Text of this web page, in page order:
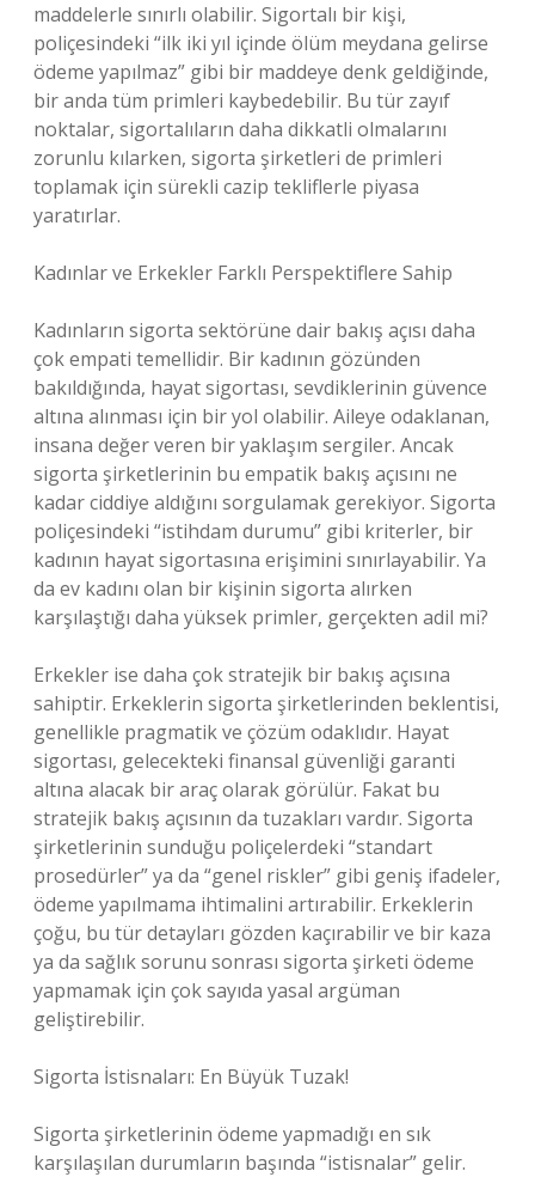
maddelerle sınırlı olabilir. Sigortalı bir kişi,
poliçesindeki “ilk iki yıl içinde ölüm meydana gelirse
ödeme yapılmaz” gibi bir maddeye denk geldiğinde,
bir anda tüm primleri kaybedebilir. Bu tür zayıf
noktalar, sigortalıların daha dikkatli olmalarını
zorunlu kılarken, sigorta şirketleri de primleri
toplamak için sürekli cazip tekliflerle piyasa
yaratırlar.
Kadınlar ve Erkekler Farklı Perspektiflere Sahip
Kadınların sigorta sektörüne dair bakış açısı daha
çok empati temellidir. Bir kadının gözünden
bakıldığında, hayat sigortası, sevdiklerinin güvence
altına alınması için bir yol olabilir. Aileye odaklanan,
insana değer veren bir yaklaşım sergiler. Ancak
sigorta şirketlerinin bu empatik bakış açısını ne
kadar ciddiye aldığını sorgulamak gerekiyor. Sigorta
poliçesindeki “istihdam durumu” gibi kriterler, bir
kadının hayat sigortasına erişimini sınırlayabilir. Ya
da ev kadını olan bir kişinin sigorta alırken
karşılaştığı daha yüksek primler, gerçekten adil mi?
Erkekler ise daha çok stratejik bir bakış açısına
sahiptir. Erkeklerin sigorta şirketlerinden beklentisi,
genellikle pragmatik ve çözüm odaklıdır. Hayat
sigortası, gelecekteki finansal güvenliği garanti
altına alacak bir araç olarak görülür. Fakat bu
stratejik bakış açısının da tuzakları vardır. Sigorta
şirketlerinin sunduğu poliçelerdeki “standart
prosedürler” ya da “genel riskler” gibi geniş ifadeler,
ödeme yapılmama ihtimalini artırabilir. Erkeklerin
çoğu, bu tür detayları gözden kaçırabilir ve bir kaza
ya da sağlık sorunu sonrası sigorta şirketi ödeme
yapmamak için çok sayıda yasal argüman
geliştirebilir.
Sigorta İstisnaları: En Büyük Tuzak!
Sigorta şirketlerinin ödeme yapmadığı en sık
karşılaşılan durumların başında “istisnalar” gelir.